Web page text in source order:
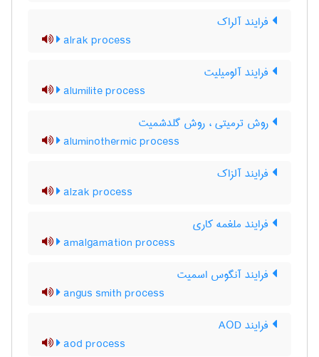
فرایند آلراک
alrak process
فرایند آلومیلیت
alumilite process
روش ترمیتی ، روش گلدشمیت
aluminothermic process
فرایند آلزاک
alzak process
فرایند ملغمه کاری
amalgamation process
فرایند آنگوس اسمیت
angus smith process
فرایند AOD
aod process